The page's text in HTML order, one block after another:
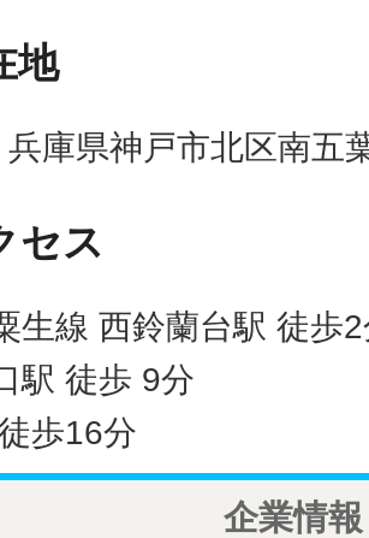
地
庫県神戸市北区南五
セス
生線 西鈴蘭台駅 徒歩
駅 徒歩 9分
歩16分
企業情報